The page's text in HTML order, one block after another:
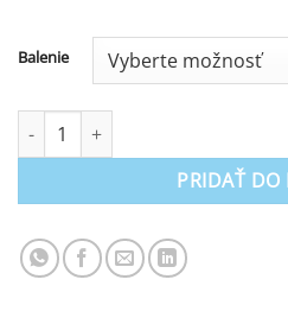
Balenie
množstvo Cleo - prostriedok na
PRIDAŤ DO